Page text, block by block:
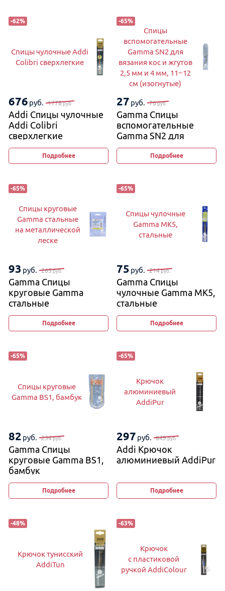
-62%
Спицы чулочные Addi
Colibri сверхлегкие
676 руб. 1778руб.
Addi Спицы чулочные
Addi Colibri
сверхлегкие
Подробнее
-65%
Спицы
вспомогательные
Gamma SN2 для
вязания кос и жгутов
2,5 мм и 4 мм, 11−12
см (изогнутые)
27 руб. 76руб.
Gamma Спицы
вспомогательные
Gamma SN2 для
вязания кос и жгутов
2,5 мм и 4 мм, 11−12 см
Подробнее
-65%
Спицы круговые
Gamma стальные
на металлической
леске
93 руб. 265руб.
Gamma Спицы
круговые Gamma
стальные
на металлической
Подробнее
-65%
Спицы чулочные
Gamma MK5,
стальные
75 руб. 214руб.
Gamma Спицы
чулочные Gamma MK5,
стальные
Подробнее
-65%
Спицы круговые
Gamma BS1, бамбук
82 руб. 234руб.
Gamma Спицы
круговые Gamma BS1,
бамбук
Подробнее
-65%
Крючок
алюминиевый
AddiPur
297 руб. 849руб.
Addi Крючок
алюминиевый AddiPur
Подробнее
-48%
Крючок тунисский
AddiTun
-63%
Крючок
с пластиковой
ручкой AddiColour